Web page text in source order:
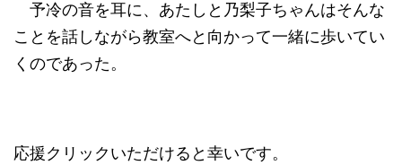
予冷の音を耳に、あたしと乃梨子ちゃんはそんな
ことを話しながら教室へと向かって一緒に歩いてい
くのであった。
応援クリックいただけると幸いです。